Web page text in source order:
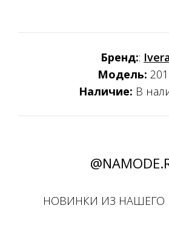
Бренд::
Модель:
Наличие: В
НОВИНКИ ИЗ НАШЕГО